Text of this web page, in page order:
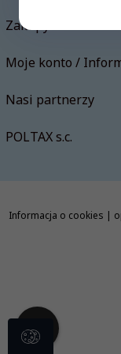
Zakupy
Moje konto /
Nasi partnerzy
POLTAX s.c.
Informacja o cookies |